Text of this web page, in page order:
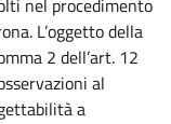
nel procedimento
L’oggetto della
2 dell’art. 12
al
a